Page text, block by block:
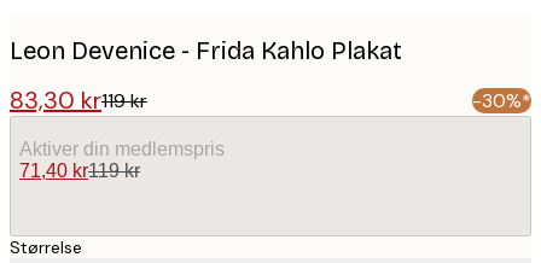
Leon Devenice - Frida Kahlo Plakat
83,30 kr119 kr -30%*
Aktiver din medlemspris
71,40 kr119 kr
Størrelse